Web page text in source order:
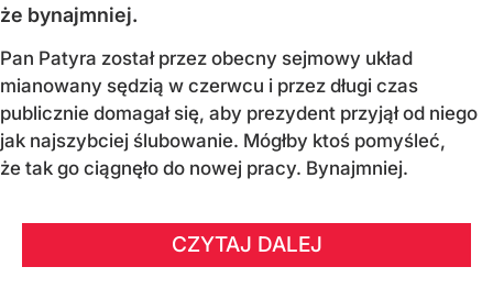
że bynajmniej.
Pan Patyra został przez obecny sejmowy układ
mianowany sędzią w czerwcu i przez długi czas
publicznie domagał się, aby prezydent przyjął od niego
jak najszybciej ślubowanie. Mógłby ktoś pomyśleć,
że tak go ciągnęło do nowej pracy. Bynajmniej.
CZYTAJ DALEJ